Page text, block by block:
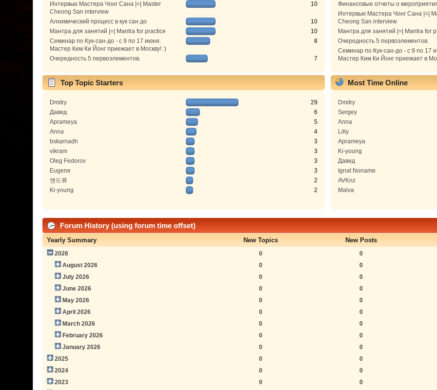
Интервью Мастера Чонг Сана |=| Master
Cheong San interview
10
Алхимический процесс в кук сан до
10
Мантра для занятий |=| Mantra for practice
10
Семинар по Кук-сан-до - с 9 по 17 июня.
Мастер Ким Ки Йонг приежает в Москву! :)
8
Очередность 5 первоэлементов. 7
Финансовые отчеты о
Интервью Мастера Чонг Сана |=|
Cheong San interview
Мантра для занятий |=| Mantra for
Очередность 5 первоэлементов.
Семинар по Кук-сан-до - с 9 по 17
Мастер Ким Ки Йонг приежает в
Top Topic Starters
Dmitry
29
Давид
6
Aprameya
5
Anna
4
bskarnadh
3
vikram
3
Oleg Fedorov
3
Eugene
3
앤드류
2
Ki-young
2
Most Time Online
Dmitry
Sergey
Anna
Lilly
Aprameya
Ki-young
Давид
Ignat Noname
AVKnz
Malva
Forum History (using forum time offset)
Yearly Summary New Topics New Posts
2026 0
0
August 2026
0
0
July 2026
0
0
June 2026
0
0
May 2026
0
0
April 2026
0
0
March 2026
0
0
February 2026
0
0
January 2026
0
0
2025
0
0
2024
0
0
2023
0
0